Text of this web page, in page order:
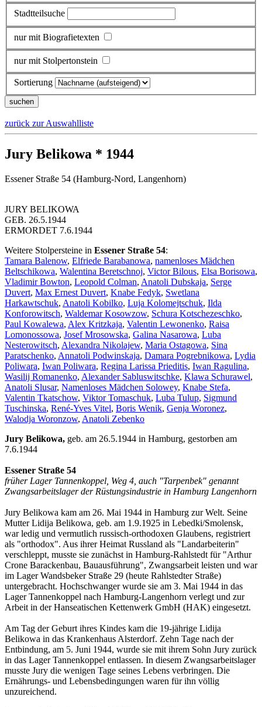
Stadtteilsuche
nur mit Biografietexten
nur mit Stolpertonstein
Sortierung
zurück zur Auswahlliste
Jury Belikowa * 1944
Essener Straße 54 (Hamburg-Nord, Langenhorn)
JURY BELIKOWA
GEB. 26.5.1944
ERMORDET 7.6.1944
Weitere Stolpersteine in Essener Straße 54:
Tamara Balenow, Elfriede Barabanowa, namenloses Mädchen
Beltschikowa, Walentina Beretschnoj, Victor Bilous, Elsa Borisowa,
Vladimir Bowton, Leopold Colman, Anatoli Dubskaja, Serge
Duvert, Max Ernest Duvert, Knabe Fedyk, Swetlana
Harkawtschuk, Anatoli Kobilko, Luja Kolomejtschuk, Ilda
Konforowitsch, Waldemar Kosowzow, Schura Kotschezeschko,
Paul Kowalewa, Alex Kritzkaja, Valentin Lewonenko, Raisa
Lomonossowa, Josef Mrosowska, Galina Nasarowa, Luba
Nesterowitsch, Alexandra Nikolajew, Maria Ostagowa, Sina
Paratschenko, Annatoli Podwinskaja, Damara Pogrebnikowa, Lydia
Poliwara, Iwan Poliwara, Regina Larissa Prieditis, Iwan Ragulina,
Wasilij Romanenko, Alexander Sabluswitschke, Klawa Schurawel,
Anatoli Slusar, Namenloses Mädchen Solowey, Knabe Stefa,
Valentin Tkatschow, Viktor Tomaschuk, Luba Tulup, Sigmund
Tuschinska, René-Yves Vitel, Boris Wenik, Genja Woronez,
Walodja Woronzow, Anatoli Zebenko
Jury Belikowa, geb. am 26.5.1944 in Hamburg, gestorben am
7.6.1944
Essener Straße 54
früher Lager Tannenkoppel, Weg 4, auch "Tarpenbek" genannt
Zwangsarbeitslager der Rüstungsindustrie in Hamburg Langenhorn
Jury Belikowa kam am 26. Mai 1944 in Hamburg zur Welt. Seine
Mutter Lidija Belikowa, geb. am 1.9.1925 in Lebedki/Smolensk,
war ledig und vermutlich russisch-orthodoxen Glaubens, registriert
als "orthodox". Aus ihrer Heimat Russland als "Landarbeiterin"
verschleppt, musste sie zunächst in Hamburg-Rahlstedt für "Arthur
Crone Barackenbau, Bauausführung", Zwangsarbeit leisten und war
im Lager Wandsbeker Straße 29 (heute Rahlstedter Straße)
untergebracht. Hochschwanger wurde sie am 3. Mai 1944 in das
Lager Tannenkoppel nach Hamburg-Langenhorn verlegt und zur
Arbeit in der Hanseatischen Kettenwerk GmbH (HAK) eingesetzt.
Am Tag der Geburt ihres Kindes kam die 19-jährige Lidija
Belikowa in das Krankenhaus Alsterdorf. Zehn Tage nach der
Entbindung, am 5. Juni 1944, wurde sie mit ihrem Sohn Jury zurück
in das Lager Tannenkoppel entlassen. In diesem Zwangsarbeitslager
musste Jury die wenigen Tage seines Lebens verbringen. Die
Ernährungs- und Lebensbedingungen waren für ihn völlig
unzureichend.